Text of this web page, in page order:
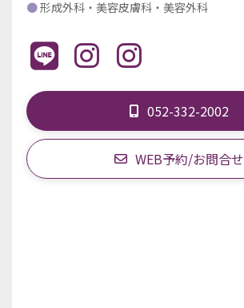
●形成外科・美容皮膚科・美容外科
052-332-2002
WEB予約/お問合せ